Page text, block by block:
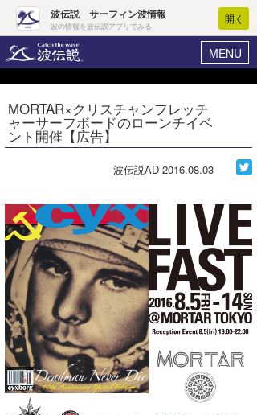
波伝説 サーフィン波情報
波の情報を波伝説アプリでみる
開く
MENU
ヘルプ マイホーム
ログイン
WAVE HUNTER波予想ツール
気象情報
ニュース
サーフィンエリアガイド
会員メニュー
今月のプレゼント
MORTAR×クリスチャンフレッチ
ャーサーフボードのローンチイベ
ント開催【広告】
波伝説AD 2016.08.03
Core Surf Japan
コンテスト
ファッション/グッズ
アート＆エンタメ
コラム
トラベル
ショップ情報
ショップ情報
湘南
ウラナミ
お知らせ
その他